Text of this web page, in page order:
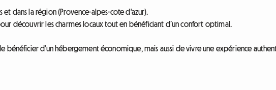
et dans la région (Provence-alpes-cote d'azur).
découvrir les charmes locaux tout en bénéficiant d’un confort optimal.
d'un hébergement économique, mais aussi de vivre une expérience